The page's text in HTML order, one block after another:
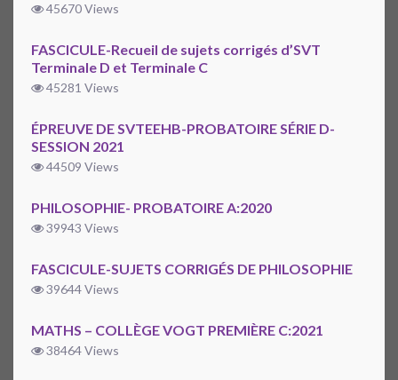
45670 Views
FASCICULE-Recueil de sujets corrigés d’SVT
Terminale D et Terminale C
45281 Views
ÉPREUVE DE SVTEEHB-PROBATOIRE SÉRIE D-
SESSION 2021
44509 Views
PHILOSOPHIE- PROBATOIRE A:2020
39943 Views
FASCICULE-SUJETS CORRIGÉS DE PHILOSOPHIE
39644 Views
MATHS – COLLÈGE VOGT PREMIÈRE C:2021
38464 Views